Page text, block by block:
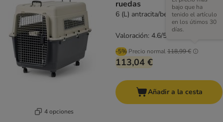
4 opciones
ruedas
6 (L) antracita/beige
-5% Precio normal118,99 €
bajo que ha
tenido el artículo
en los útimos 30
días.
113,04 €
Valoración: 4.6/5
Añadir a la cesta